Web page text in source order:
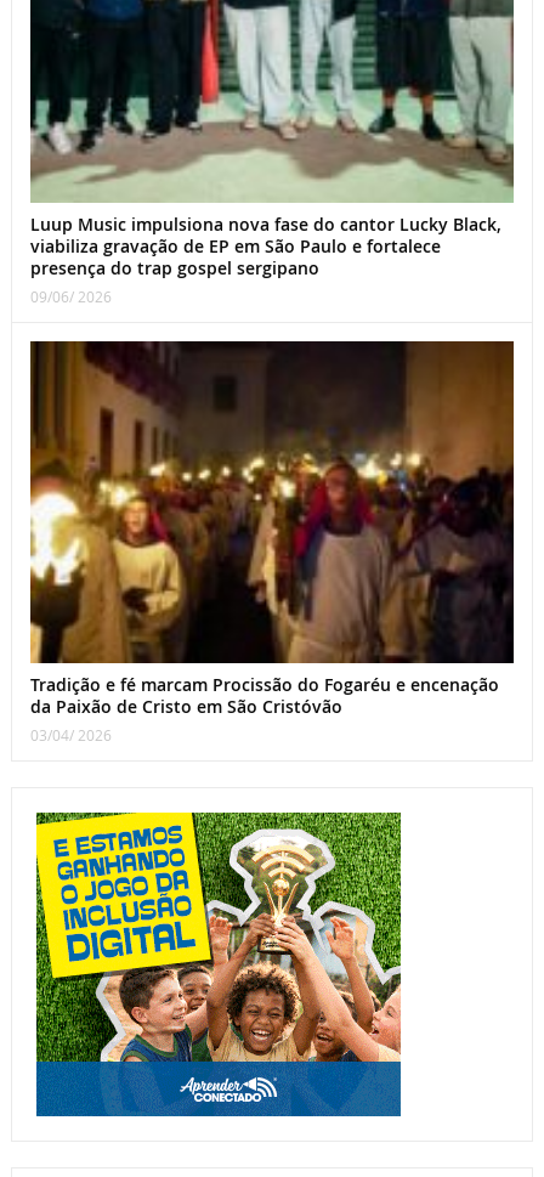
Luup Music impulsiona nova fase do cantor Lucky Black,
viabiliza gravação de EP em São Paulo e fortalece
presença do trap gospel sergipano
09/06/ 2026
Tradição e fé marcam Procissão do Fogaréu e encenação
da Paixão de Cristo em São Cristóvão
03/04/ 2026